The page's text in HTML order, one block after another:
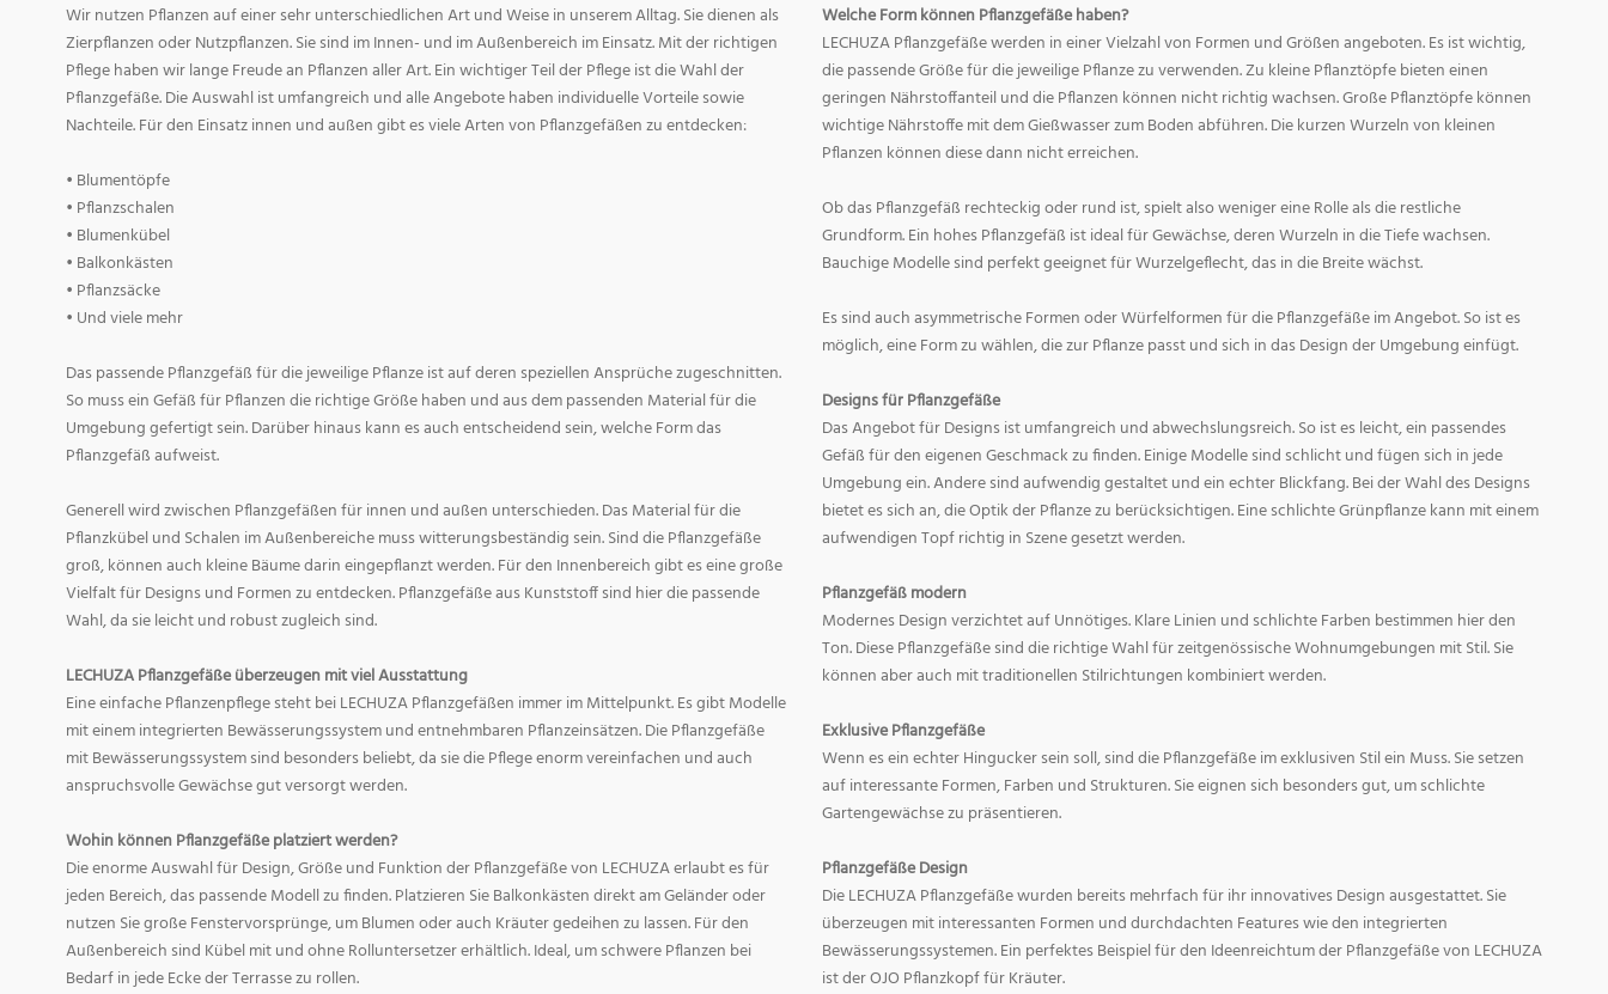
Wir nutzen Pflanzen auf einer sehr unterschiedlichen Art und Weise in unserem Alltag. Sie dienen als
Zierpflanzen oder Nutzpflanzen. Sie sind im Innen- und im Außenbereich im Einsatz. Mit der richtigen
Pflege haben wir lange Freude an Pflanzen aller Art. Ein wichtiger Teil der Pflege ist die Wahl der
Pflanzgefäße. Die Auswahl ist umfangreich und alle Angebote haben individuelle Vorteile sowie
Nachteile. Für den Einsatz innen und außen gibt es viele Arten von Pflanzgefäßen zu entdecken:
• Blumentöpfe
• Pflanzschalen
• Blumenkübel
• Balkonkästen
• Pflanzsäcke
• Und viele mehr
Das passende Pflanzgefäß für die jeweilige Pflanze ist auf deren speziellen Ansprüche zugeschnitten.
So muss ein Gefäß für Pflanzen die richtige Größe haben und aus dem passenden Material für die
Umgebung gefertigt sein. Darüber hinaus kann es auch entscheidend sein, welche Form das
Pflanzgefäß aufweist.
Generell wird zwischen Pflanzgefäßen für innen und außen unterschieden. Das Material für die
Pflanzkübel und Schalen im Außenbereiche muss witterungsbeständig sein. Sind die Pflanzgefäße
groß, können auch kleine Bäume darin eingepflanzt werden. Für den Innenbereich gibt es eine große
Vielfalt für Designs und Formen zu entdecken. Pflanzgefäße aus Kunststoff sind hier die passende
Wahl, da sie leicht und robust zugleich sind.
LECHUZA Pflanzgefäße überzeugen mit viel Ausstattung
Eine einfache Pflanzenpflege steht bei LECHUZA Pflanzgefäßen immer im Mittelpunkt. Es gibt Modelle
mit einem integrierten Bewässerungssystem und entnehmbaren Pflanzeinsätzen. Die Pflanzgefäße
mit Bewässerungssystem sind besonders beliebt, da sie die Pflege enorm vereinfachen und auch
anspruchsvolle Gewächse gut versorgt werden.
Wohin können Pflanzgefäße platziert werden?
Die enorme Auswahl für Design, Größe und Funktion der Pflanzgefäße von LECHUZA erlaubt es für
jeden Bereich, das passende Modell zu finden. Platzieren Sie Balkonkästen direkt am Geländer oder
nutzen Sie große Fenstervorsprünge, um Blumen oder auch Kräuter gedeihen zu lassen. Für den
Außenbereich sind Kübel mit und ohne Rolluntersetzer erhältlich. Ideal, um schwere Pflanzen bei
Bedarf in jede Ecke der Terrasse zu rollen.
Welche Form können Pflanzgefäße haben?
LECHUZA Pflanzgefäße werden in einer Vielzahl von Formen und Größen angeboten. Es ist wichtig,
die passende Größe für die jeweilige Pflanze zu verwenden. Zu kleine Pflanztöpfe bieten einen
geringen Nährstoffanteil und die Pflanzen können nicht richtig wachsen. Große Pflanztöpfe können
wichtige Nährstoffe mit dem Gießwasser zum Boden abführen. Die kurzen Wurzeln von kleinen
Pflanzen können diese dann nicht erreichen.
Ob das Pflanzgefäß rechteckig oder rund ist, spielt also weniger eine Rolle als die restliche
Grundform. Ein hohes Pflanzgefäß ist ideal für Gewächse, deren Wurzeln in die Tiefe wachsen.
Bauchige Modelle sind perfekt geeignet für Wurzelgeflecht, das in die Breite wächst.
Es sind auch asymmetrische Formen oder Würfelformen für die Pflanzgefäße im Angebot. So ist es
möglich, eine Form zu wählen, die zur Pflanze passt und sich in das Design der Umgebung einfügt.
Designs für Pflanzgefäße
Das Angebot für Designs ist umfangreich und abwechslungsreich. So ist es leicht, ein passendes
Gefäß für den eigenen Geschmack zu finden. Einige Modelle sind schlicht und fügen sich in jede
Umgebung ein. Andere sind aufwendig gestaltet und ein echter Blickfang. Bei der Wahl des Designs
bietet es sich an, die Optik der Pflanze zu berücksichtigen. Eine schlichte Grünpflanze kann mit einem
aufwendigen Topf richtig in Szene gesetzt werden.
Pflanzgefäß modern
Modernes Design verzichtet auf Unnötiges. Klare Linien und schlichte Farben bestimmen hier den
Ton. Diese Pflanzgefäße sind die richtige Wahl für zeitgenössische Wohnumgebungen mit Stil. Sie
können aber auch mit traditionellen Stilrichtungen kombiniert werden.
Exklusive Pflanzgefäße
Wenn es ein echter Hingucker sein soll, sind die Pflanzgefäße im exklusiven Stil ein Muss. Sie setzen
auf interessante Formen, Farben und Strukturen. Sie eignen sich besonders gut, um schlichte
Gartengewächse zu präsentieren.
Pflanzgefäße Design
Die LECHUZA Pflanzgefäße wurden bereits mehrfach für ihr innovatives Design ausgestattet. Sie
überzeugen mit interessanten Formen und durchdachten Features wie den integrierten
Bewässerungssystemen. Ein perfektes Beispiel für den Ideenreichtum der Pflanzgefäße von LECHUZA
ist der OJO Pflanzkopf für Kräuter.